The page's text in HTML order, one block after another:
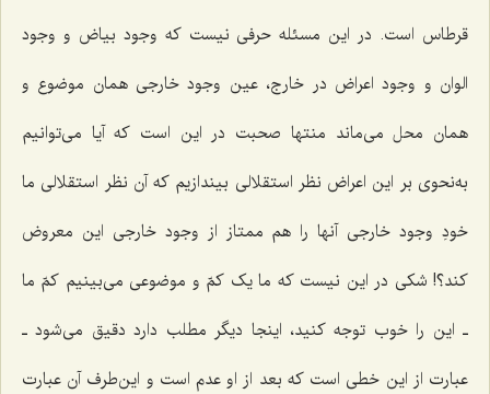
قرطاس است. در این مسئله حرفی نیست که وجود بیاض و وجود
الوان و وجود اعراض در خارج، عین وجود خارجی همان موضوع و
همان محل می‌ماند منتها صحبت در این است که آیا می‌توانیم
به‌نحوی بر این اعراض نظر استقلالی بیندازیم که آن نظر استقلالی ما
خودِ وجود خارجی آنها را هم ممتاز از وجود خارجی این معروض
کند؟! شکی در این نیست که ما یک کمّ و موضوعی می‌بینیم کمّ ما‌
ـ این را خوب توجه کنید، اینجا دیگر مطلب دارد دقیق می‌شود ـ
عبارت از این خطی است که بعد از او عدم است و این‌طرف آن عبارت